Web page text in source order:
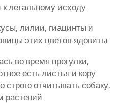
летальному исходу.
лилии, гиацинты и
этих цветов ядовиты.
во время прогулки,
есть листья и кору
строго отчитывать собаку,
растений.